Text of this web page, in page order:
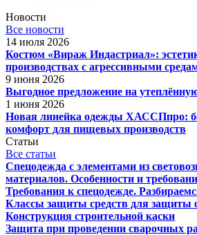
Новости
Все новости
14 июля 2026
Костюм «Вираж Индастриал»:
производствах с агрессивными
9 июня 2026
Выгодное предложение на
1 июня 2026
Новая линейка одежды ХАССПпро:
комфорт для пищевых производств
Статьи
Все статьи
Спецодежда с элементами из
материалов. Особенности и
Требования к спецодежде.
Классы защиты средств для защиты
Конструкция строительной каски
Защита при проведении сварочных